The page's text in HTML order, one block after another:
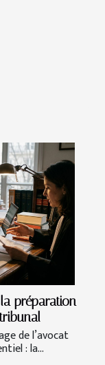
préparation
de l’avocat
: la...